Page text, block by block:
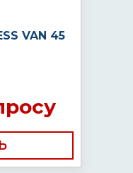
VAN 45